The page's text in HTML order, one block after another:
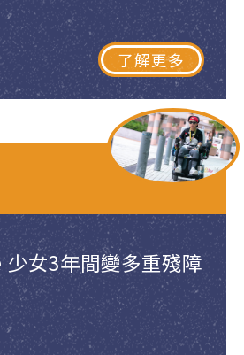
了解更多
女3年間變多重殘障